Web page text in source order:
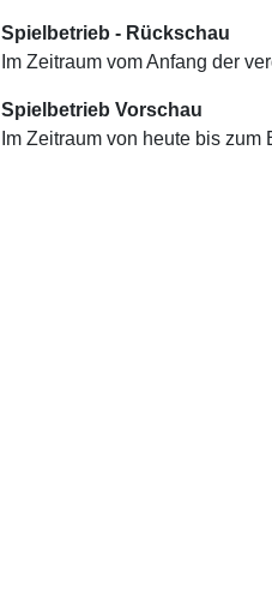
Spielbetrieb - Rückschau
Im Zeitraum vom Anfang der
Spielbetrieb Vorschau
Im Zeitraum von heute bis